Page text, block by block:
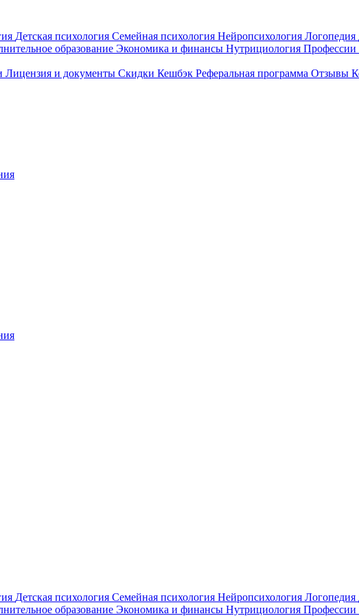
Детская психология Семейная психология Нейропсихология Логопедия
образование Экономика и финансы Нутрициология Профессии
Лицензия и документы Скидки Кешбэк Реферальная программа Отзывы
Детская психология Семейная психология Нейропсихология Логопедия
образование Экономика и финансы Нутрициология Профессии